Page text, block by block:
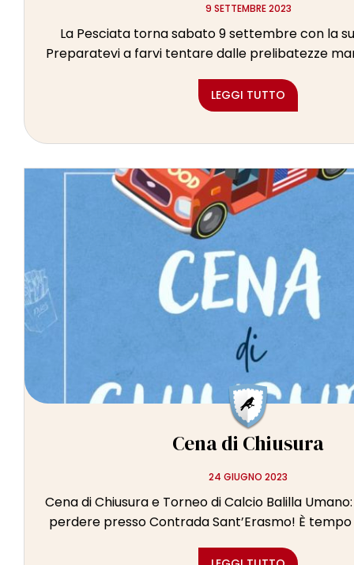
9 SETTEMBRE 2023
La Pesciata torna sabato 9 settembre con la
Preparatevi a farvi tentare dalle prelibatezze
LEGGI TUTTO
Cena di Chiusura
24 GIUGNO 2023
Cena di Chiusura e Torneo di Calcio Balilla
perdere presso Contrada Sant’Erasmo! È